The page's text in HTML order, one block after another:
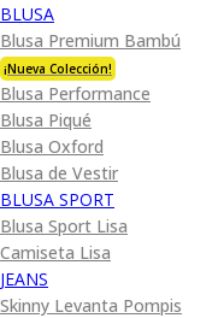
BLUSA
Blusa Premium Bambú
¡Nueva Colección!
Blusa Performance
Blusa Piqué
Blusa Oxford
Blusa de Vestir
BLUSA SPORT
Blusa Sport Lisa
Camiseta Lisa
JEANS
Skinny Levanta Pompis